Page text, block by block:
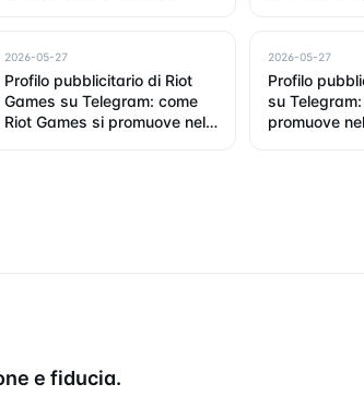
2026-05-27
Profilo pubblicitario di Riot
Games su Telegram: come
Riot Games si promuove nel
2026-05-27
Profilo
su
promuove
e fiducia.